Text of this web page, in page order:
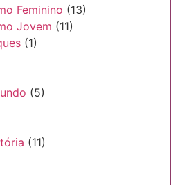
Feminino (13)
Jovem (11)
(1)
(5)
(11)